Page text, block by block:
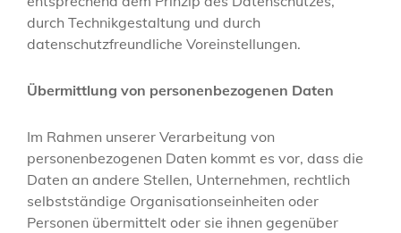
durch Technikgestaltung und durch
datenschutzfreundliche Voreinstellungen.
Übermittlung von personenbezogenen Daten
Im Rahmen unserer Verarbeitung von
personenbezogenen Daten kommt es vor, dass die
Daten an andere Stellen, Unternehmen, rechtlich
selbstständige Organisationseinheiten oder
Personen übermittelt oder sie ihnen gegenüber